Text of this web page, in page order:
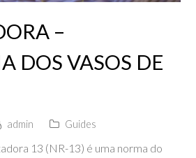
–
DOS VASOS DE
admin Guides
13 (NR-13) é uma norma do